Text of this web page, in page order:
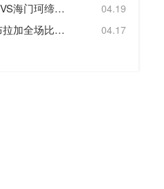
2026年04月19日湖北青年星VS海门珂缔缘全场比赛录像回放 04.19
2026年04月17日贝蒂斯VS布拉加全场比赛录像回放 04.17